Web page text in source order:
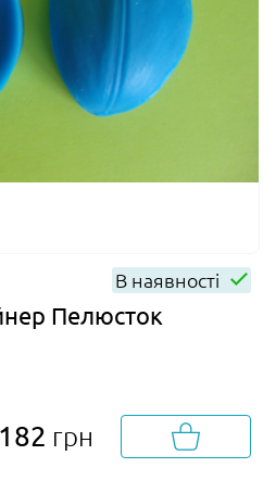
В наявності
Пелюсток
182 грн